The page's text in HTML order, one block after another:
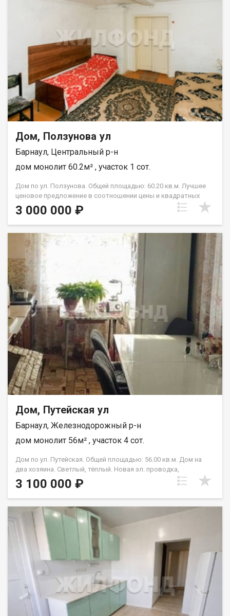
выгребная яма. Здесь рай для любителей рыбалки! Катание на
снегоходах зимой и на квадроциклах летом! Конструктив
дома - газобетон +утеплитель +начата обшивка планкеном!
Материалы закуплены и остаются новым собственникам.
Звоните, записывайтесь на просмотр. Возможен обмен на
вашу недвижимость. Возможна продажа в рассрочку. При
звонке, пожалуйста, сообщите номер варианта -
JV008022144762.
Дом, Ползунова ул
Барнаул, Центральный р-н
дом монолит 60.2м² , участок 1 сот.
Дом по ул. Ползунова. Общей площадью: 60.20 кв.м. Лучшее
ценовое предложение в соотношении цены и квадратных
метров с учётом расположения недвижимости в центре
города. В продаже 2 комнаты, большая кухня, сан. узел,
коридор и сени - более 60 м2. Находится отдельно от других
долей, на первом этаже со своим входом. Центральная
канализация и водопровод. Отопление газовым котлом. Во
дворе дома собственная баня на дровах. Есть свой участок
для огорода 1 сотка. Площадь Спартака, транспорт и
магазины в нескольких минутах. Собственник один, взрослый.
Долгов и обременений нет. По документам доля. Рядом с
объектом находятся:1 школа,4 детских сада,4 спортивных
учреждения. Возможен обмен на вашу недвижимость.
Возможна продажа в рассрочку. При звонке, пожалуйста,
сообщите номер варианта - JV004022101268.
3 000 000 ₽
Дом, Путейская ул
Барнаул, Железнодорожный р-н
дом монолит 56м² , участок 4 сот.
Дом по ул. Путейская. Общей площадью: 56.00 кв.м. Дом на
два хозяина. Светлый, тёплый. Новая эл. проводка,
водопровод(вода заведена в баню и на участке). Свежий
ремонт-2023г. Пластиковые окна, металлическая дверь.
Kрыша профнастил, фасады-сайдинг. Бетонные дорожки.
Залита площадка под гараж, асфальтированный подъезд. На
участке растёт вишня, смородина красная, чёрная,
жимолость, малина, крыжовник, клубника. Удобный подъезд,
асфальтированная дорога, в центре года. Рядом школа,
детский сад, магазины в шаговой доступности. Возможен
обмен на вашу недвижимость. Возможна продажа в
рассрочку. При звонке, пожалуйста, сообщите номер
варианта - JV008022136539.
3 100 000 ₽